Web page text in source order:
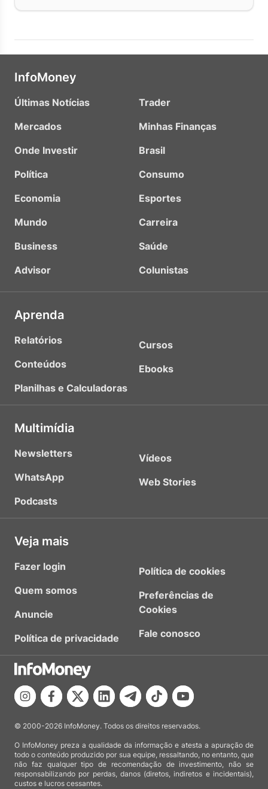
InfoMoney
Últimas Notícias
Mercados
Onde Investir
Política
Economia
Mundo
Business
Advisor
Trader
Minhas Finanças
Brasil
Consumo
Esportes
Carreira
Saúde
Colunistas
Aprenda
Relatórios
Conteúdos
Planilhas e Calculadoras
Cursos
Ebooks
Multimídia
Newsletters
WhatsApp
Podcasts
Vídeos
Web Stories
Veja mais
Fazer login
Quem somos
Anuncie
Política de privacidade
Política de cookies
Preferências de
Cookies
Fale conosco
© 2000-2026 InfoMoney. Todos os direitos reservados.
O InfoMoney preza a qualidade da informação e atesta a apuração de
todo o conteúdo produzido por sua equipe, ressaltando, no entanto, que
não faz qualquer tipo de recomendação de investimento, não se
responsabilizando por perdas, danos (diretos, indiretos e incidentais),
custos e lucros cessantes.